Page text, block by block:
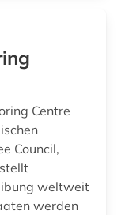
Centre
Council,
weltweit
werden